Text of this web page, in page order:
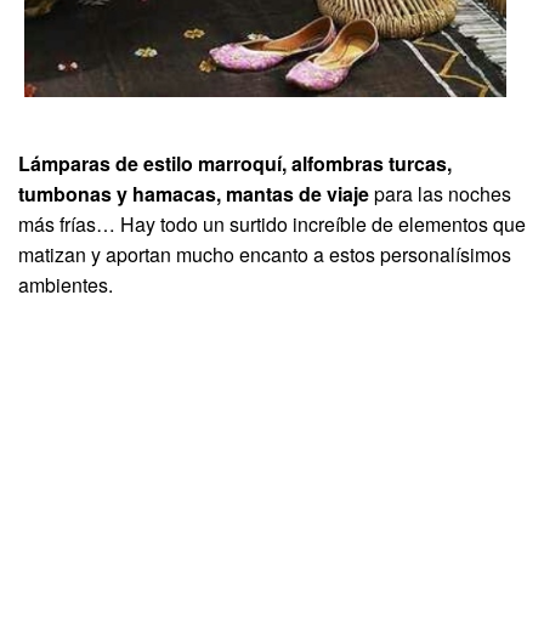
Lámparas de estilo marroquí, alfombras turcas,
tumbonas y hamacas, mantas de viajepara las noches
más frías… Hay todo un surtido increíble de elementos que
matizan y aportan mucho encanto a estos personalísimos
ambientes.